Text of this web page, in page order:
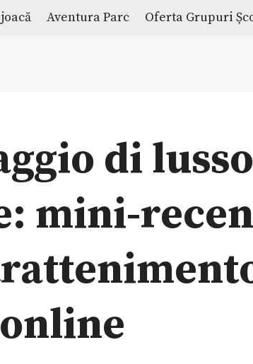
Aventura Parc Oferta Grupuri
di lusso
mini-